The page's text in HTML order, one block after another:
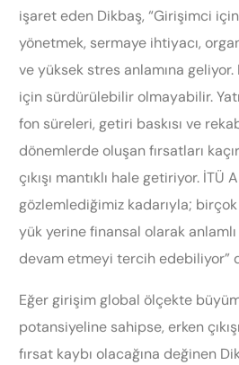
işaret eden Dikbaş, “Girişimci
yönetmek, sermaye ihtiyacı,
ve yüksek stres anlamına
için sürdürülebilir olmayabilir.
fon süreleri, getiri baskısı ve
dönemlerde oluşan fırsatları
çıkışı mantıklı hale getiriyor. İTÜ
gözlemlediğimiz kadarıyla;
yük yerine finansal olarak
devam etmeyi tercih edebiliyor”
Eğer girişim global ölçekte
potansiyeline sahipse, erken
fırsat kaybı olacağına değinen